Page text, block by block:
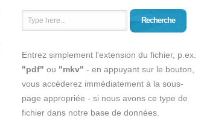
Recherche
Entrez simplement l'extension du fichier, p.ex.
"pdf" ou "mkv" - en appuyant sur le bouton,
vous accéderez immédiatement à la sous-
page appropriée - si nous avons ce type de
fichier dans notre base de données.